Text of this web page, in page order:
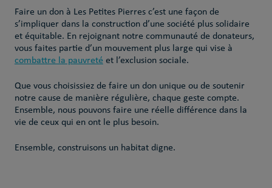
Faire un don à Les Petites Pierres c’est une façon de
s’impliquer dans la construction d’une société plus solidaire
et équitable. En rejoignant notre communauté de donateurs,
vous faites partie d’un mouvement plus large qui vise à
combattre la pauvreté et l’exclusion sociale.
Que vous choisissiez de faire un don unique ou de soutenir
notre cause de manière régulière, chaque geste compte.
Ensemble, nous pouvons faire une réelle différence dans la
vie de ceux qui en ont le plus besoin.
Ensemble, construisons un habitat digne.